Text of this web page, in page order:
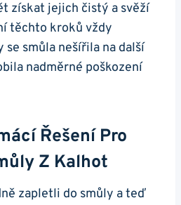
získat jejich čistý a svěží
těchto kroků vždy
se smůla nešířila na další
nadměrné poškození
Řešení Pro
Z Kalhot
zapletli do smůly a teď